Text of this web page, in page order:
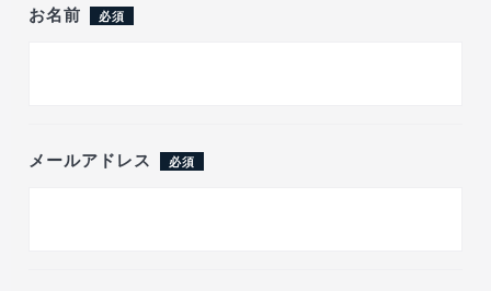
お名前 必須
メールアドレス 必須